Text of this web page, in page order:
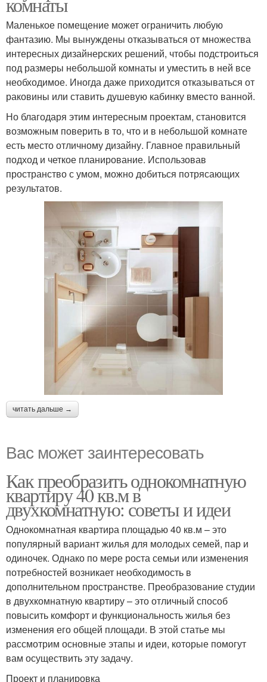
Маленькое помещение может ограничить любую
фантазию. Мы вынуждены отказываться от множества
интересных дизайнерских решений, чтобы подстроиться
под размеры небольшой комнаты и уместить в ней все
необходимое. Иногда даже приходится отказываться от
раковины или ставить душевую кабинку вместо ванной.
Но благодаря этим интересным проектам, становится
возможным поверить в то, что и в небольшой комнате
есть место отличному дизайну. Главное правильный
подход и четкое планирование. Использовав
пространство с умом, можно добиться потрясающих
результатов.
читать дальше →
Вас может заинтересовать
Как преобразить однокомнатную
квартиру 40 кв.м в
двухкомнатную: советы и идеи
Однокомнатная квартира площадью 40 кв.м – это
популярный вариант жилья для молодых семей, пар и
одиночек. Однако по мере роста семьи или изменения
потребностей возникает необходимость в
дополнительном пространстве. Преобразование студии
в двухкомнатную квартиру – это отличный способ
повысить комфорт и функциональность жилья без
изменения его общей площади. В этой статье мы
рассмотрим основные этапы и идеи, которые помогут
вам осуществить эту задачу.
Проект и планировка